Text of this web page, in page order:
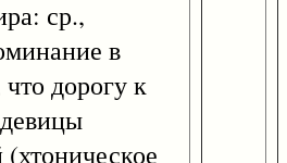
ср.,
в
дорогу к